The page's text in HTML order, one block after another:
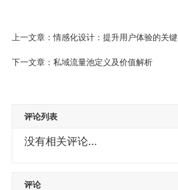
上一文章：情感化设计：提升用户体验的关键
下一文章： 私域流量池定义及价值解析
评论列表
没有相关评论...
评论